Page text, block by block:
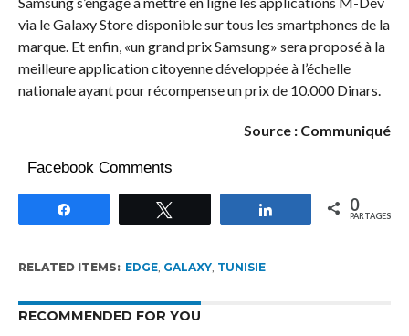
via le Galaxy Store disponible sur tous les smartphones de la
marque. Et enfin, «un grand prix Samsung» sera proposé à la
meilleure application citoyenne développée à l’échelle
nationale ayant pour récompense un prix de 10.000 Dinars.
Source : Communiqué
Facebook Comments
Partagez 0
PARTAGES
RELATED ITEMS: EDGE, GALAXY, TUNISIE
RECOMMENDED FOR YOU